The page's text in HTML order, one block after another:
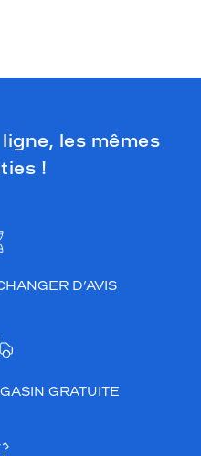
les mêmes
!
D’AVIS
GRATUITE